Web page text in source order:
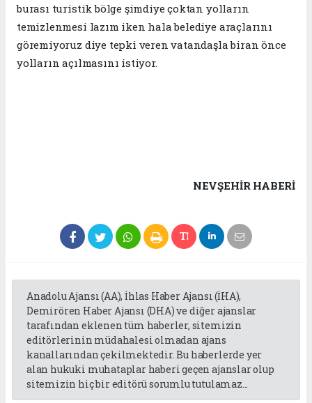
burası turistik bölge şimdiye çoktan yolların
temizlenmesi lazım iken hala belediye araçlarını
göremiyoruz diye tepki veren vatandaşla biran önce
yolların açılmasını istiyor.
NEVŞEHIR HABERİ
Anadolu Ajansı (AA), İhlas Haber Ajansı (İHA),
Demirören Haber Ajansı (DHA) ve diğer ajanslar
tarafından eklenen tüm haberler, sitemizin
editörlerinin müdahalesi olmadan ajans
kanallarından çekilmektedir. Bu haberlerde yer
alan hukuki muhataplar haberi geçen ajanslar olup
sitemizin hiç bir editörü sorumlu tutulamaz...